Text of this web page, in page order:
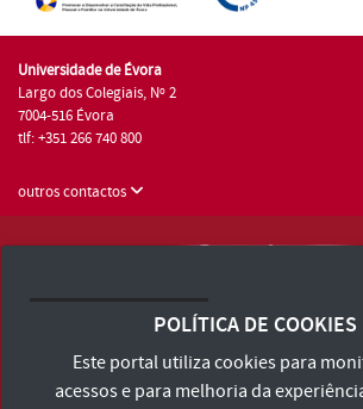
Universidade de Évora
Largo dos Colegiais, Nº 2
7004-516 Évora
tlf: +351 266 740 800
outros contactos
Consulte os Termos e Condições e Política
Declaração de Acessibilidade
POLÍTICA DE COOKIES
Este portal utiliza cookies para
acessos e para melhoria da